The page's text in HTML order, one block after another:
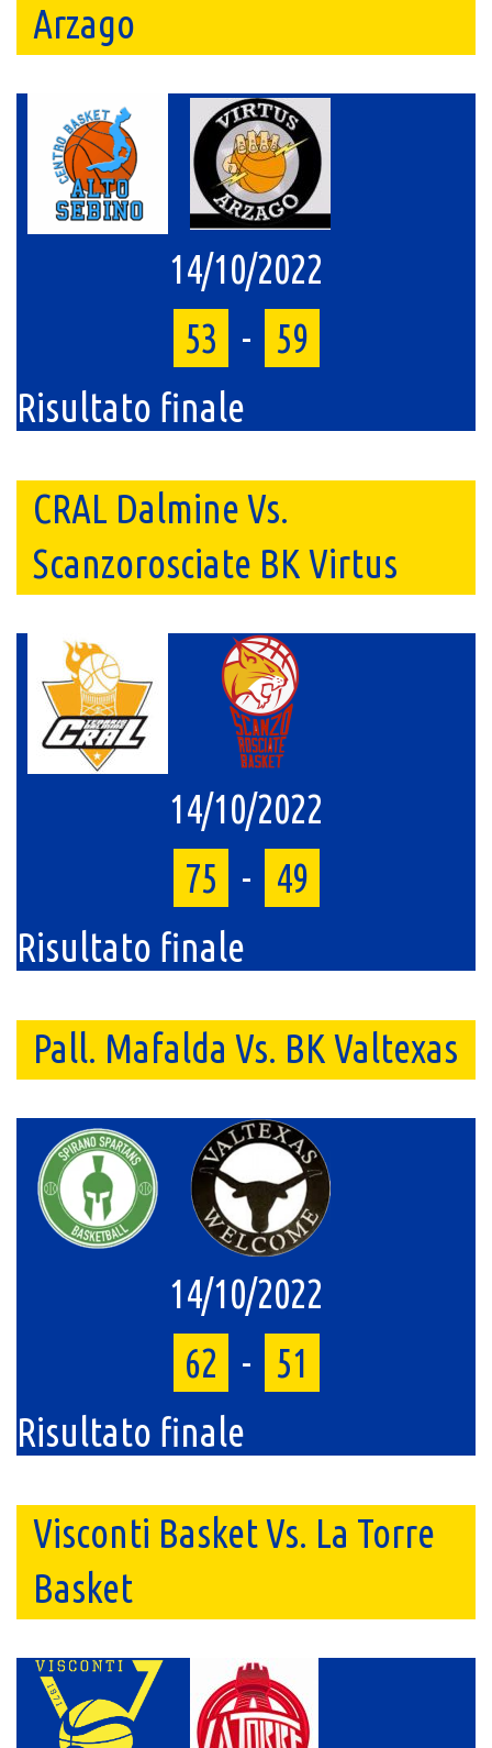
Arzago
14/10/2022
53
-
59
Risultato finale
CRAL Dalmine Vs.
Scanzorosciate BK Virtus
14/10/2022
75
-
49
Risultato finale
Pall. Mafalda Vs. BK Valtexas
14/10/2022
62
-
51
Risultato finale
Visconti Basket Vs. La Torre
Basket